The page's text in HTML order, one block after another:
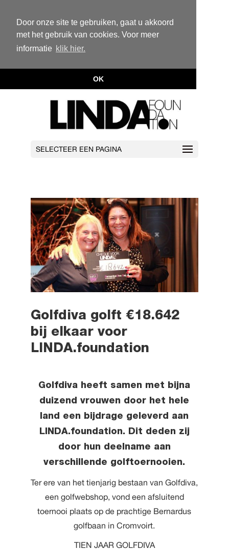
Door onze site te gebruiken, gaat u akkoord
met het gebruik van cookies. Voor meer
informatie klik hier.
OK
SELECTEER EEN PAGINA
Golfdiva golft €18.642
bij elkaar voor
LINDA.foundation
Golfdiva heeft samen met bijna
duizend vrouwen door het hele
land een bijdrage geleverd aan
LINDA.foundation. Dit deden zij
door hun deelname aan
verschillende golftoernooien.
Ter ere van het tienjarig bestaan van Golfdiva,
een golfwebshop, vond een afsluitend
toernooi plaats op de prachtige Bernardus
golfbaan in Cromvoirt.
TIEN JAAR GOLFDIVA